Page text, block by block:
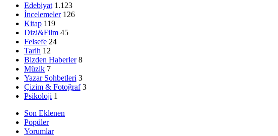
Edebiyat 1.123
İncelemeler 126
Kitap 119
Dizi&Film 45
Felsefe 24
Tarih 12
Bizden Haberler 8
Müzik 7
Yazar Sohbetleri 3
Çizim & Fotoğraf 3
Psikoloji 1
Son Eklenen
Popüler
Yorumlar